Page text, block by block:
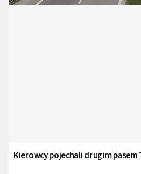
Kierowcy pojechali drugim pasem